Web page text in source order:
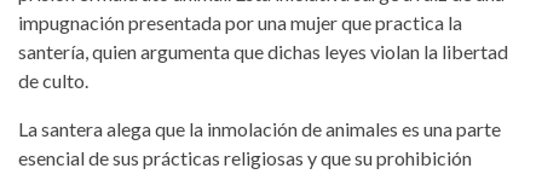
impugnación presentada por una mujer que practica la
santería, quien argumenta que dichas leyes violan la libertad
de culto.
La santera alega que la inmolación de animales es una parte
esencial de sus prácticas religiosas y que su prohibición